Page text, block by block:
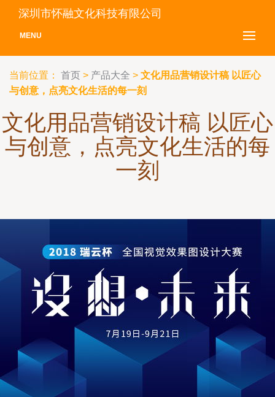
深圳市怀融文化科技有限公司
MENU
当前位置： 首页 > 产品大全 > 文化用品营销设计稿 以匠心
与创意，点亮文化生活的每一刻
文化用品营销设计稿 以匠心
与创意，点亮文化生活的每
一刻